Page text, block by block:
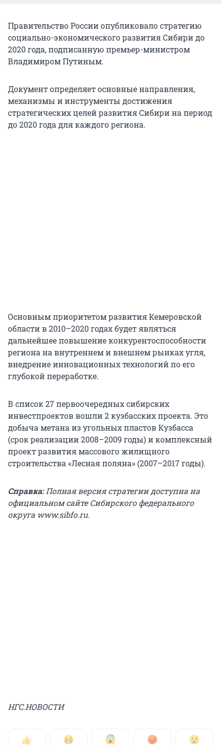
Правительство России опубликовало стратегию
социально-экономического развития Сибири до
2020 года, подписанную премьер-министром
Владимиром Путиным.
Документ определяет основные направления,
механизмы и инструменты достижения
стратегических целей развития Сибири на период
до 2020 года для каждого региона.
Основным приоритетом развития Кемеровской
области в 2010–2020 годах будет являться
дальнейшее повышение конкурентоспособности
региона на внутреннем и внешнем рынках угля,
внедрение инновационных технологий по его
глубокой переработке.
В список 27 первоочередных сибирских
инвестпроектов вошли 2 кузбасских проекта. Это
добыча метана из угольных пластов Кузбасса
(срок реализации 2008–2009 годы) и комплексный
проект развития массового жилищного
строительства «Лесная поляна» (2007–2017 годы).
Справка:Полная версия стратегии доступна на
официальном сайте Сибирского федерального
округа www.sibfo.ru.
НГС.НОВОСТИ